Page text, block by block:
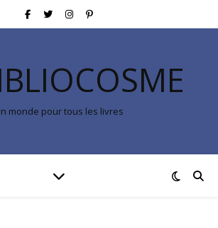
monde pour tous les livres